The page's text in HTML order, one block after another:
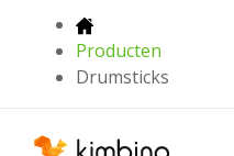
Producten
Drumsticks